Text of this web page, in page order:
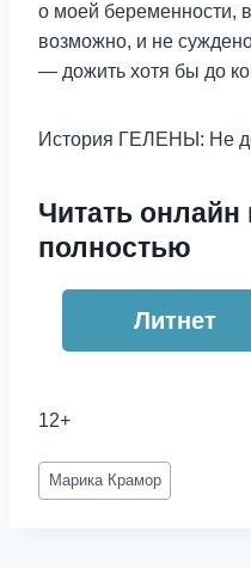
о моей беременности,
возможно, и не
— дожить хотя бы до
История ГЕЛЕНЫ: Не
Читать онлайн
полностью
Литнет
12+
Метки
записи:
Марика Крамор